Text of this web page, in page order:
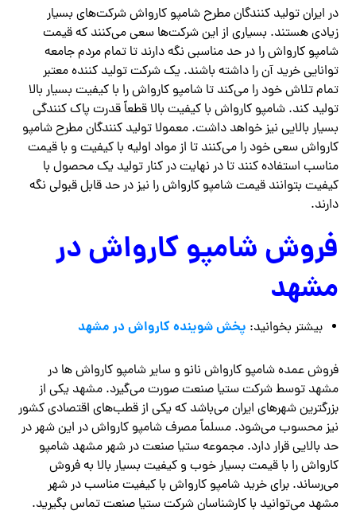
در ایران تولید کنندگان مطرح شامپو کارواش شرکت‌های بسیار
زیادی هستند. بسیاری از این شرکت‌ها سعی می‌کنند که قیمت
شامپو کارواش را در حد مناسبی نگه دارند تا تمام مردم جامعه
توانایی خرید آن را داشته باشند. یک شرکت تولید کننده معتبر
تمام تلاش خود را می‌کند تا شامپو کارواش را با کیفیت بسیار بالا
تولید کند. شامپو کارواش با کیفیت بالا قطعاً قدرت پاک کنندگی
بسیار بالایی نیز خواهد داشت. معمولا تولید کنندگان مطرح شامپو
کارواش سعی خود را می‌کنند تا از مواد اولیه با کیفیت و با قیمت
مناسب استفاده کنند تا در نهایت در کنار تولید یک محصول با
کیفیت بتوانند قیمت شامپو کارواش را نیز در حد قابل قبولی نگه
دارند.
فروش شامپو کارواش در
مشهد
بیشتر بخوانید: پخش شوینده کارواش در مشهد
فروش عمده شامپو کارواش نانو و سایر شامپو کارواش ها در
مشهد توسط شرکت ستیا صنعت صورت می‌گیرد. مشهد یکی از
بزرگترین شهرهای ایران می‌باشد که یکی از قطب‌های اقتصادی کشور
نیز محسوب می‌شود. مسلماً مصرف شامپو کارواش در این شهر در
حد بالایی قرار دارد.‌ مجموعه ستیا صنعت در شهر مشهد شامپو
کارواش را با قیمت بسیار خوب و کیفیت بسیار بالا به فروش
می‌رساند. برای خرید شامپو کارواش با کیفیت مناسب در شهر
مشهد می‌توانید با کارشناسان شرکت ستیا صنعت تماس بگیرید.